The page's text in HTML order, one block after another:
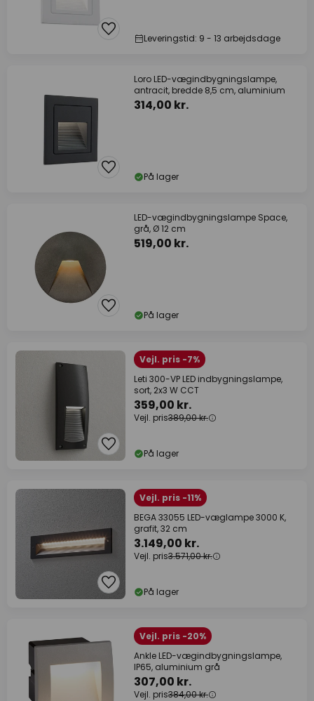
Leveringstid: 9 - 13 arbejdsdage
Loro LED-vægindbygningslampe,
antracit, bredde 8,5 cm, aluminium
314,00 kr.
På lager
LED-vægindbygningslampe Space,
grå, Ø 12 cm
519,00 kr.
På lager
Vejl. pris -7%
Leti 300-VP LED indbygningslampe,
sort, 2x3 W CCT
359,00 kr.
Vejl. pris389,00 kr.
På lager
Vejl. pris -11%
BEGA 33055 LED-væglampe 3000 K,
grafit, 32 cm
3.149,00 kr.
Vejl. pris3.571,00 kr.
På lager
Vejl. pris -20%
Ankle LED-vægindbygningslampe,
IP65, aluminium grå
307,00 kr.
Vejl. pris384,00 kr.